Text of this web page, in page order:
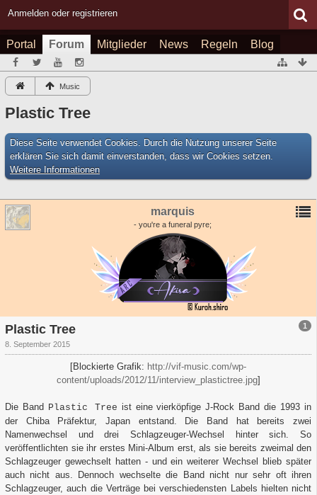
Anmelden oder registrieren
Portal Forum Mitglieder News Regeln Blog
Music
Plastic Tree
Diese Seite verwendet Cookies. Durch die Nutzung unserer Seite
erklären Sie sich damit einverstanden, dass wir Cookies setzen.
Weitere Informationen
marquis
- you're a funeral pyre;
1
Plastic Tree
8. September 2015
[Blockierte Grafik: http://vif-music.com/wp-
content/uploads/2012/11/interview_plastictree.jpg]
Die Band Plastic Tree ist eine vierköpfige J-Rock Band die 1993 in
der Chiba Präfektur, Japan entstand. Die Band hat bereits zwei
Namenwechsel und drei Schlagzeuger-Wechsel hinter sich. So
veröffentlichten sie ihr erstes Mini-Album erst, als sie bereits zweimal den
Schlagzeuger gewechselt hatten - und ein weiterer Wechsel blieb später
auch nicht aus. Dennoch wechselte die Band nicht nur sehr oft ihren
Schlagzeuger, auch die Verträge bei verschiedensten Labels hielten nicht